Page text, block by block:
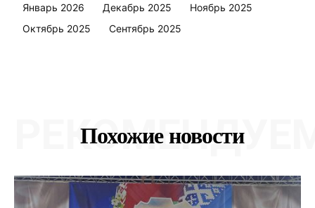
Январь 2026
Декабрь 2025
Ноябрь 2025
Октябрь 2025
Сентябрь 2025
Похожие новости